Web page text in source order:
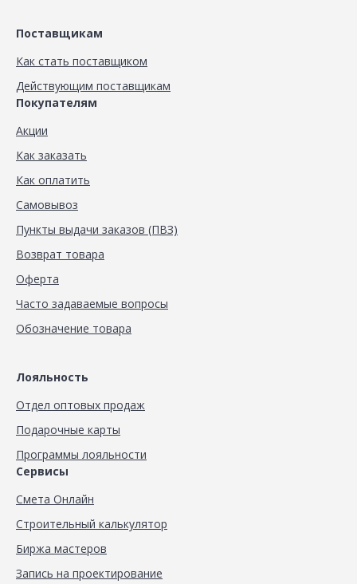
Поставщикам
Как стать поставщиком
Действующим поставщикам
Покупателям
Акции
Как заказать
Как оплатить
Самовывоз
Пункты выдачи заказов (ПВЗ)
Возврат товара
Оферта
Часто задаваемые вопросы
Обозначение товара
Лояльность
Отдел оптовых продаж
Подарочные карты
Программы лояльности
Сервисы
Смета Онлайн
Строительный калькулятор
Биржа мастеров
Запись на проектирование